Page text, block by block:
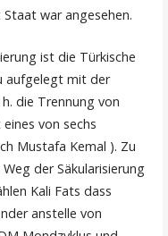
war angesehen.
ist die Türkische
aufgelegt mit der
die Trennung von
von sechs
Mustafa Kemal ). Zu
der Säkularisierung
Kali Fats dass
anstelle von